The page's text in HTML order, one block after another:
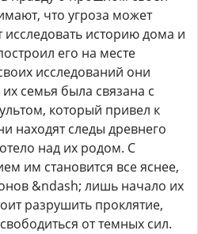
что угроза может
историю дома и
его на месте
исследований они
семья была связана с
который привел к
находят следы древнего
над их родом. С
им становится все яснее,
&ndash; лишь начало их
разрушить проклятие,
от темных сил.